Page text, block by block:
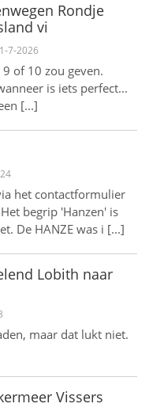
Rondje
vi
7-2026
of 10 zou geven.
is iets perfect...
[...]
het contactformulier
begrip 'Hanzen' is
De HANZE was i [...]
Lobith naar
maar dat lukt niet.
Vissers